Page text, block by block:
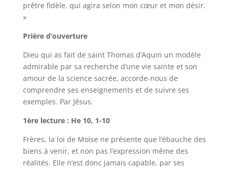
prêtre fidèle, qui agira selon mon cœur et mon désir.
»
Prière d’ouverture
Dieu qui as fait de saint Thomas d’Aquin un modèle
admirable par sa recherche d’une vie sainte et son
amour de la science sacrée, accorde-nous de
comprendre ses enseignements et de suivre ses
exemples. Par Jésus.
1ère lecture : He 10, 1-10
Frères, la loi de Moïse ne présente que l’ébauche des
biens à venir, et non pas l’expression même des
réalités. Elle n’est donc jamais capable, par ses